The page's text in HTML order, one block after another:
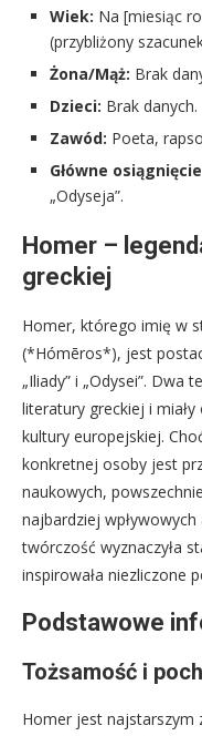
Wiek: Na [miesiąc
(przybliżony
Żona/Mąż: Brak
Dzieci: Brak danych.
Zawód: Poeta,
Główne
„Odyseja”.
Homer –
greckiej
Homer, którego imię w
(*Hómēros*), jest
„Iliady” i „Odysei”.
literatury greckiej i
kultury europejskiej.
konkretnej osoby jest
naukowych,
najbardziej
twórczość wyznaczyła
inspirowała niezliczone
Podstawowe
Tożsamość i
Homer jest najstarszym